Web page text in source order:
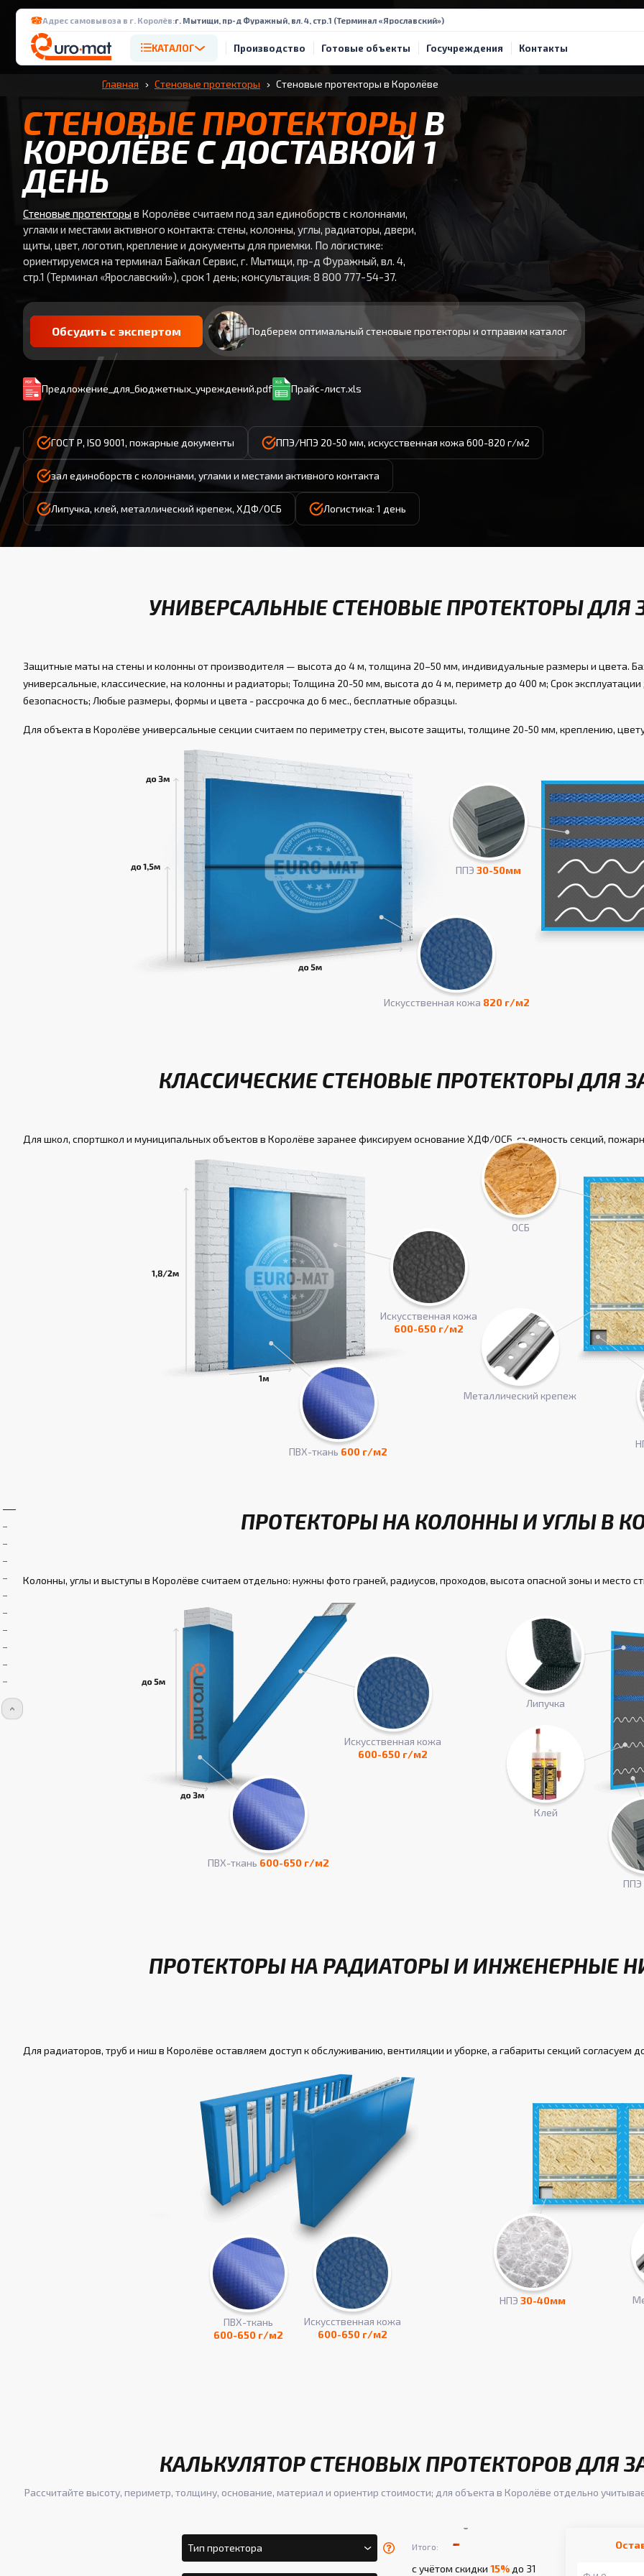
Адрес самовывоза в г. Королёв:г. Мытищи, пр-д Фуражный, вл. 4, стр.1 (Терминал «Ярославский»)
КАТАЛОГ Производство Готовые объекты Госучреждения Контакты
Главная Стеновые протекторы Стеновые протекторы в Королёве
СТЕНОВЫЕ ПРОТЕКТОРЫ В
КОРОЛЁВЕ С ДОСТАВКОЙ 1
ДЕНЬ
Стеновые протекторы в Королёве считаем под зал единоборств с колоннами,
углами и местами активного контакта: стены, колонны, углы, радиаторы, двери,
щиты, цвет, логотип, крепление и документы для приемки. По логистике:
ориентируемся на терминал Байкал Сервис, г. Мытищи, пр-д Фуражный, вл. 4,
стр.1 (Терминал «Ярославский»), срок 1 день; консультация: 8 800 777-54-37.
Обсудить с экспертом Подберем оптимальный стеновые протекторы и отправим каталог
Предложение_для_бюджетных_учреждений.pdf Прайс-лист.xls
ГОСТ Р, ISO 9001, пожарные документы ППЭ/НПЭ 20-50 мм, искусственная кожа 600-820 г/м2
зал единоборств с колоннами, углами и местами активного контакта
Липучка, клей, металлический крепеж, ХДФ/ОСБ Логистика: 1 день
УНИВЕРСАЛЬНЫЕ СТЕНОВЫЕ ПРОТЕКТОРЫ ДЛЯ
Защитные маты на стены и колонны от производителя — высота до 4 м, толщина 20–50 мм, индивидуальные размеры и цвета.
универсальные, классические, на колонны и радиаторы; Толщина 20-50 мм, высота до 4 м, периметр до 400 м; Срок
безопасность; Любые размеры, формы и цвета - рассрочка до 6 мес., бесплатные образцы.
Для объекта в Королёве универсальные секции считаем по периметру стен, высоте защиты, толщине 20-50 мм, креплению,
Искусcтвенная кожа 820 г/м2
ППЭ 30-50мм
КЛАССИЧЕСКИЕ СТЕНОВЫЕ ПРОТЕКТОРЫ ДЛЯ
Для школ, спортшкол и муниципальных объектов в Королёве заранее фиксируем основание ХДФ/ОСБ, съемность секций,
ПВХ-ткань 600 г/м2
Искусcтвенная кожа
600-650 г/м2
Металлический крепеж
ОСБ
ПРОТЕКТОРЫ НА КОЛОННЫ И УГЛЫ В
Колонны, углы и выступы в Королёве считаем отдельно: нужны фото граней, радиусов, проходов, высота опасной зоны и место
ПВХ-ткань 600-650 г/м2
Искусcтвенная кожа
600-650 г/м2
ППЭ
Клей
Липучка
ПРОТЕКТОРЫ НА РАДИАТОРЫ И ИНЖЕНЕРНЫЕ
Для радиаторов, труб и ниш в Королёве оставляем доступ к обслуживанию, вентиляции и уборке, а габариты секций согласуем
ПВХ-ткань
600-650 г/м2
Искусcтвенная кожа
600-650 г/м2
НПЭ 30-40мм
КАЛЬКУЛЯТОР СТЕНОВЫХ ПРОТЕКТОРОВ ДЛЯ
Рассчитайте высоту, периметр, толщину, основание, материал и ориентир стоимости; для объекта в Королёве отдельно
Тип протектора Итого: -
-
с учётом скидки 15% до 31